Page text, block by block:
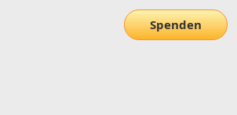
Spenden